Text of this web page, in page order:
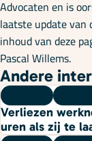
Advocaten en is
laatste update
inhoud van deze
Pascal Willems.
Andere
Verliezen
uren als zij te